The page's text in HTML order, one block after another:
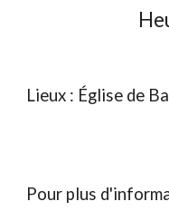
Lieux : Église de
Pour plus